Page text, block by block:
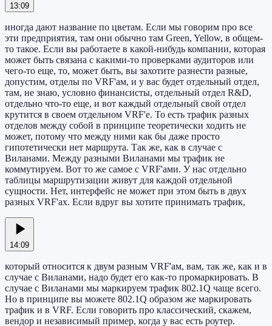
13:09
иногда дают название по цветам. Если мы говорим про все
эти предприятия, там они обычно там Green, Yellow, в общем-
то такое. Если вы работаете в какой-нибудь компании, которая
может быть связана с какими-то проверками аудиторов или
чего-то еще, то, может быть, вы захотите разнести разные,
допустим, отделы по VRF'ам, и у вас будет отдельный отдел,
там, не знаю, условно финансисты, отдельный отдел R&D,
отдельно что-то еще, и вот каждый отдельный свой отдел
крутится в своем отдельном VRF'е. То есть трафик разных
отделов между собой в принципе теоретически ходить не
может, потому что между ними как бы даже просто
гипотетически нет маршрута. Так же, как в случае с
Виланами. Между разными Виланами мы трафик не
коммутируем. Вот то же самое с VRF'ами. У нас отдельно
таблицы маршрутизации живут для каждой отдельной
сущности. Нет, интерфейс не может при этом быть в двух
разных VRF'ах. Если вдруг вы хотите принимать трафик,
14:09
который относится к двум разным VRF'ам, вам, так же, как и в
случае с Виланами, надо будет его как-то промаркировать. В
случае с Виланами мы маркируем трафик 802.1Q чаще всего.
Но в принципе вы можете 802.1Q образом же маркировать
трафик и в VRF. Если говорить про классический, скажем,
вендор и независимый пример, когда у вас есть роутер.